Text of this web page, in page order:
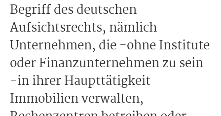
Begriff des deutschen
Aufsichtsrechts, nämlich
Unternehmen, die -ohne Institute
oder Finanzunternehmen zu sein
-in ihrer Haupttätigkeit
Immobilien verwalten,